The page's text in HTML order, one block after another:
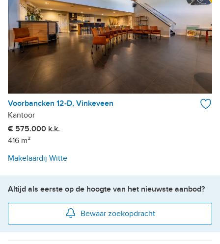
Voorbancken 12-D, Vinkeveen
Kantoor
€ 575.000 k.k.
416 m²
Makelaardij Witte
Altijd als eerste op de hoogte van het nieuwste aanbod?
Bewaar zoekopdracht